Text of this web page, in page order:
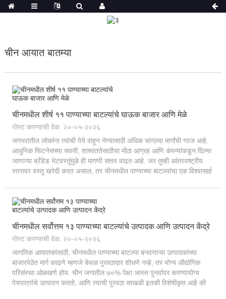
चीन आयात बातम्या
चीनमधील शीर्ष ११ पाण्याच्या बाटल्यांचे घाऊक बाजार आणि मेळे
पोस्ट करण्याची वेळ: २०-०५-२०२६
जगभरातील लोकांना त्यांची पेये वाहून नेण्यासाठी अधिक चांगल्या मार्गांची गरज आहे.
आधुनिक फिटनेसच्या सवयी, शाश्वततेसाठीचा मोठा आग्रह आणि कंपन्यांकडून दिल्या
जाणाऱ्या ब्रँडेड भेटवस्तूंमुळे ही मागणी सतत वाढत आहे. जर तुम्ही आंतरराष्ट्रीय
स्तरावर वस्तू खरेदी करत असाल, तर चीनमधील पाण्याच्या बाटल्यांचा एक विश्वासार्ह
चीनमधील सर्वोत्तम १३ पाण्याच्या बाटल्यांचे उत्पादक आणि उत्पादन केंद्रे
पोस्ट करण्याची वेळ: २०-०५-२०२६
जागतिक आयातकांसाठी, चीनमधील पाण्याच्या बाटल्या बनवणाऱ्या उत्पादकांच्या
बाजारपेठेत मार्ग काढणे म्हणजे केवळ पुरवठादार शोधणे नव्हे, तर योग्य औद्योगिक
परिसंस्था ओळखणे होय. चीन जगातील ७०% पेक्षा जास्त पुनर्वापर करण्यायोग्य
पेयपात्रांचे उत्पादन करतो, आणि त्याची पुरवठा साखळी इतकी विशेषीकृत आहे की